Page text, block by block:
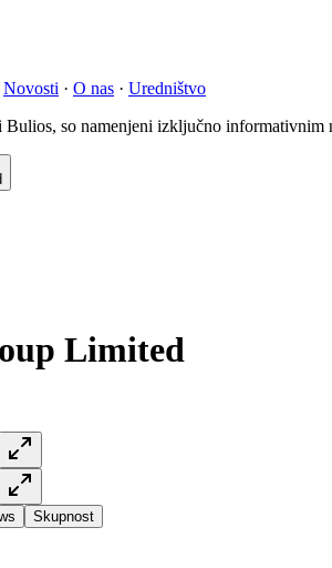
Novosti · O nas · Uredništvo
so namenjeni izključno informativnim
Limited
Skupnost